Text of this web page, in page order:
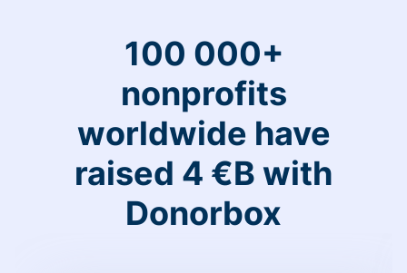
100 000+
nonprofits
worldwide have
raised 4 €B with
Donorbox